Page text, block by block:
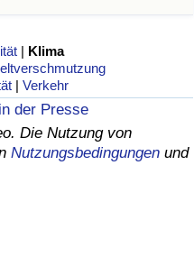
| Klima
|Verkehr
der Presse
Die Nutzung von
Nutzungsbedingungen und
(aktuell)
nach Land